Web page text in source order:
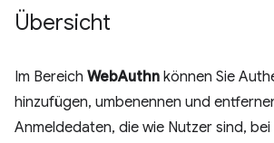
Übersicht
Im Bereich WebAuthn können Sie
hinzufügen, umbenennen und
Anmeldedaten, die wie Nutzer sind, bei